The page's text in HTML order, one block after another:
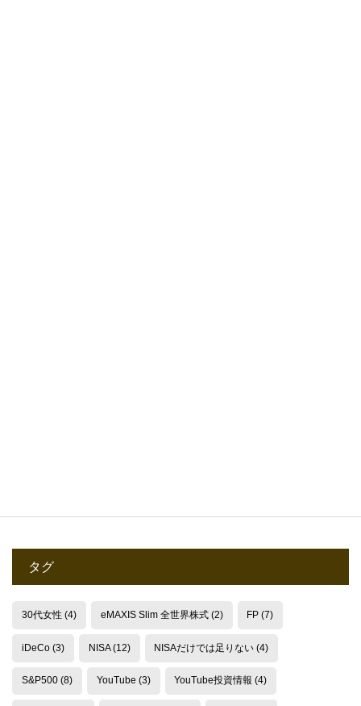
タグ
30代女性(4) eMAXIS Slim 全世界株式(2) FP (7)
iDeCo(3) NISA(12) NISAだけでは足りない (4)
S&P500(8) YouTube (3) YouTube投資情報 (4)